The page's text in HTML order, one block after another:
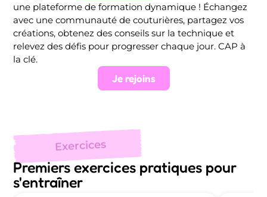
une plateforme de formation dynamique ! Échangez
avec une communauté de couturières, partagez vos
créations, obtenez des conseils sur la technique et
relevez des défis pour progresser chaque jour. CAP à
la clé.
Je rejoins
Exercices
Premiers exercices pratiques pour
s'entraîner